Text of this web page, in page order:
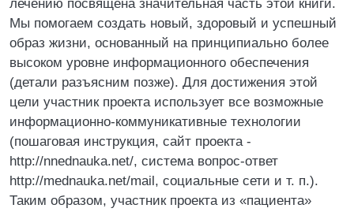
лечению посвящена значительная часть этой книги.
Мы помогаем создать новый, здоровый и успешный
образ жизни, основанный на принципиально более
высоком уровне информационного обеспечения
(детали разъясним позже). Для достижения этой
цели участник проекта использует все возможные
информационно-коммуникативные технологии
(пошаговая инструкция, сайт проекта -
http://nnednauka.net/, система вопрос-ответ
http://mednauka.net/mail, социальные сети и т. п.).
Таким образом, участник проекта из «пациента»